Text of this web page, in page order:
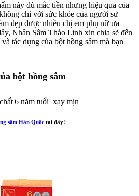
này dù mắc tiền nhưng hiệu quả của
chỉ với sức khỏe của người sử
đẹp được nhiều chị em phụ nữ ưa
Nhân Sâm Thảo Linh xin chia sẽ đến
tác dụng của bột hồng sâm mà bạn
bột hồng sâm
6 năm tuổi xay mịn
sâm Hàn Quốc tại đây!